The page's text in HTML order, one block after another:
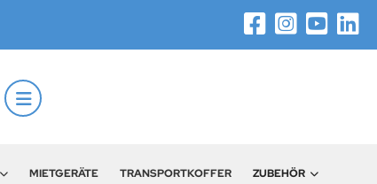
MIETGERÄTE TRANSPORTKOFFER ZUBEHÖR